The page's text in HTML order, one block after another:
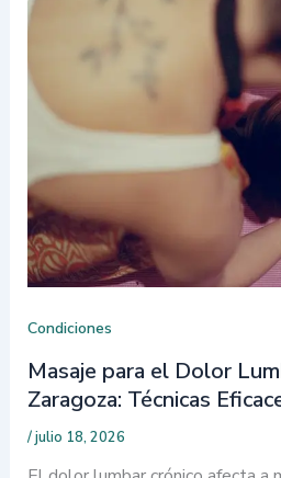
Condiciones
Masaje para el Dolor
Zaragoza: Técnicas
/julio 18, 2026